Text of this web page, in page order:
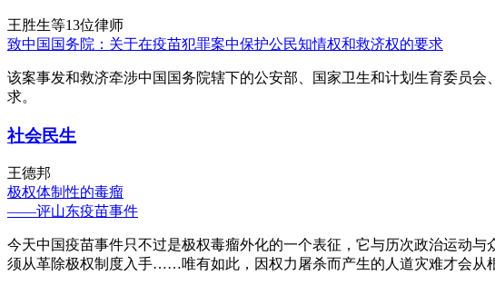
王胜生等13位律师
致中国国务院：关于在疫苗犯罪案中保护公民知情权和救济权的要求
该案事发和救济牵涉中国国务院辖下的公安部、国家卫生和计划生育委员
求。
社会民生
王德邦
极权体制性的毒瘤
——评山东疫苗事件
今天中国疫苗事件只不过是极权毒瘤外化的一个表征，它与历次政治运动
须从革除极权制度入手……唯有如此，因权力屠杀而产生的人道灾难才会从